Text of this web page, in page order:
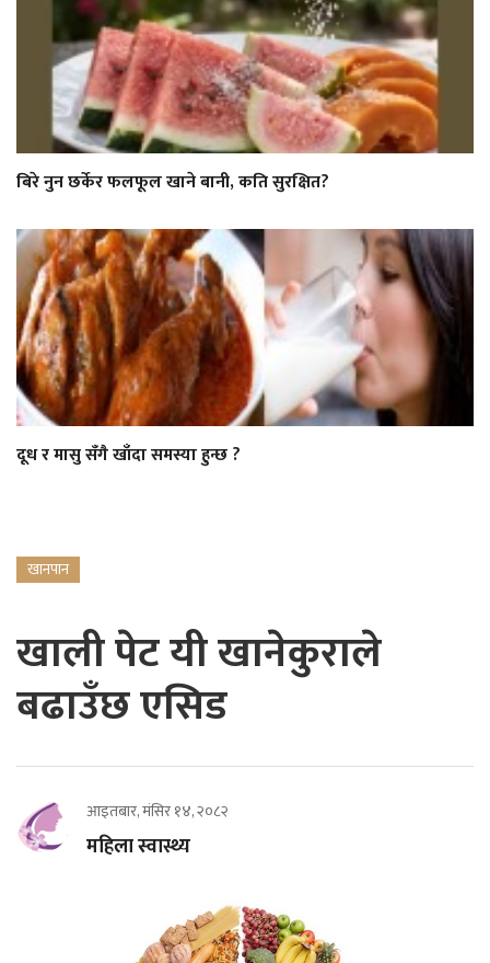
बिरे नुन छर्केर फलफूल खाने बानी, कति सुरक्षित?
दूध र मासु सँगै खाँदा समस्या हुन्छ ?
खानपान
खाली पेट यी खानेकुराले
बढाउँछ एसिड
आइतबार, मंसिर १४, २०८२
महिला स्वास्थ्य